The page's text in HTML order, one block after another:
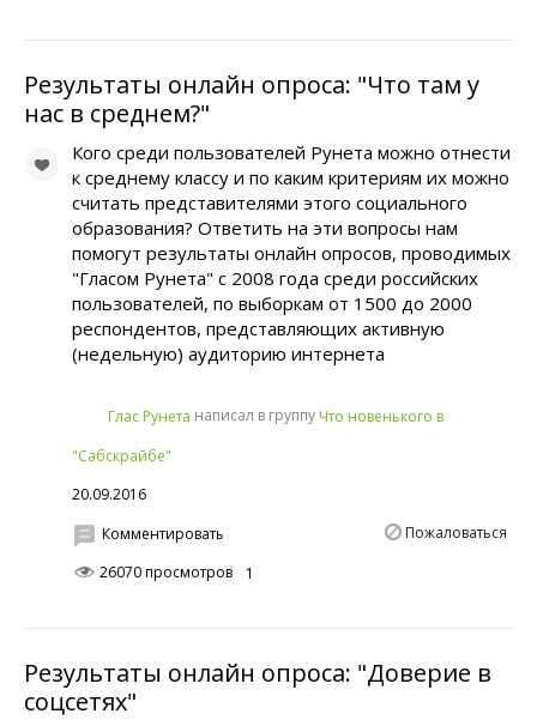
Результаты онлайн опроса: "Что там у
нас в среднем?"
Кого среди пользователей Рунета можно отнести
к среднему классу и по каким критериям их можно
считать представителями этого социального
образования? Ответить на эти вопросы нам
помогут результаты онлайн опросов, проводимых
"Гласом Рунета" с 2008 года среди российских
пользователей, по выборкам от 1500 до 2000
респондентов, представляющих активную
(недельную) аудиторию интернета
Глас Рунета написал в группу Что новенького в
"Сабскрайбе"
20.09.2016
Пожаловаться
Комментировать
26070 просмотров
1
Результаты онлайн опроса: "Доверие в
соцсетях"